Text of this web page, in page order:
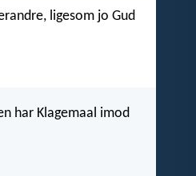
ligesom jo Gud
har Klagemaal imod